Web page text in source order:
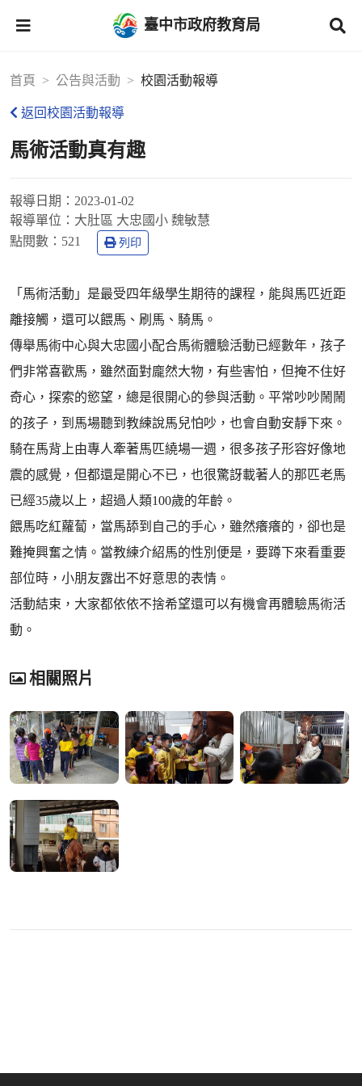
臺中市政府教育局
首頁 公告與活動 校園活動報導
返回校園活動報導
馬術活動真有趣
報導日期： 2023-01-02
報導單位： 大肚區 大忠國小 魏敏慧
點閱數： 521 列印
「馬術活動」是最受四年級學生期待的課程，能與馬匹近距
離接觸，還可以餵馬、刷馬、騎馬。
傳舉馬術中心與大忠國小配合馬術體驗活動已經數年，孩子
們非常喜歡馬，雖然面對龐然大物，有些害怕，但掩不住好
奇心，探索的慾望，總是很開心的參與活動。平常吵吵鬧鬧
的孩子，到馬場聽到教練說馬兒怕吵，也會自動安靜下來。
騎在馬背上由專人牽著馬匹繞場一週，很多孩子形容好像地
震的感覺，但都還是開心不已，也很驚訝載著人的那匹老馬
已經35歲以上，超過人類100歲的年齡。
餵馬吃紅蘿蔔，當馬舔到自己的手心，雖然癢癢的，卻也是
難掩興奮之情。當教練介紹馬的性別便是，要蹲下來看重要
部位時，小朋友露出不好意思的表情。
活動結束，大家都依依不捨希望還可以有機會再體驗馬術活
動。
相關照片